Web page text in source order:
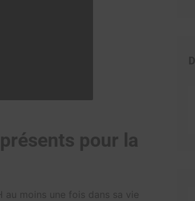
pour la
au moins une fois dans sa vie